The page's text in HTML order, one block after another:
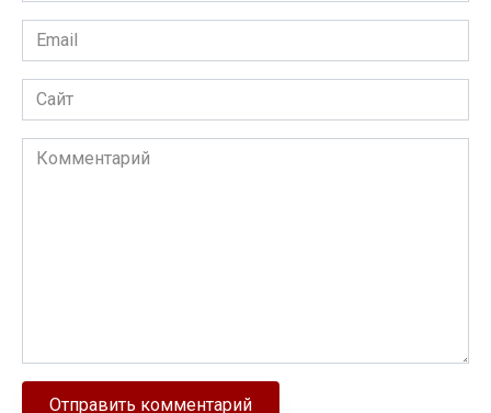
Email
Сайт
Комментарий